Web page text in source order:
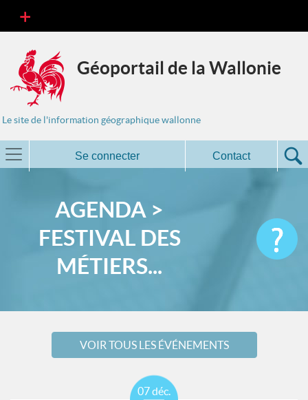
Géoportail de la Wallonie
Le site de l'information géographique wallonne
Se connecter Contact
AGENDA >
FESTIVAL DES
MÉTIERS...
VOIR TOUS LES ÉVÉNEMENTS
07 déc.